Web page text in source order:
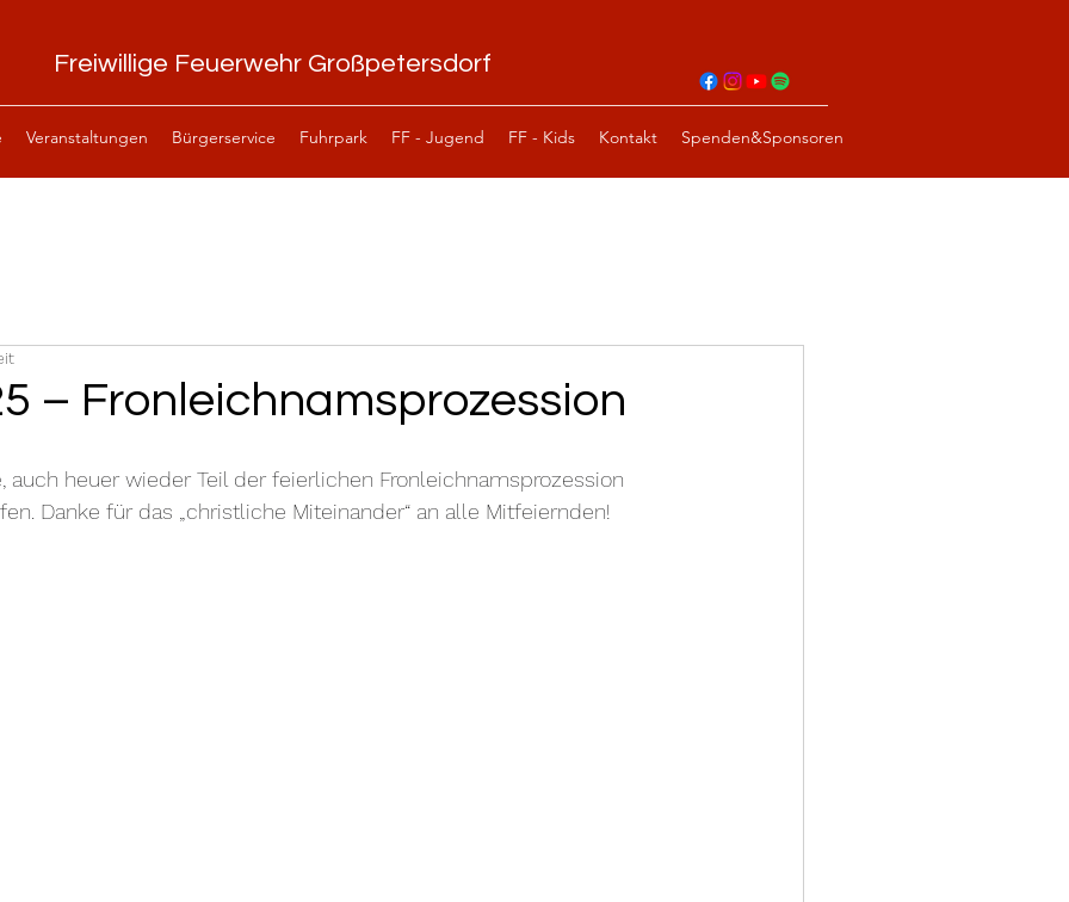
Freiwillige Feuerwehr Großpetersdorf
Veranstaltungen Bürgerservice Fuhrpark FF - Jugend FF - Kids Kontakt Spenden&Sponsoren
– Fronleichnamsprozession
auch heuer wieder Teil der feierlichen Fronleichnamsprozession
Danke für das „christliche Miteinander“ an alle Mitfeiernden!